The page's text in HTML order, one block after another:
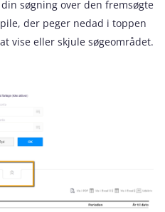
søgning over den fremsøgte
der peger nedad i toppen
vise eller skjule søgeområdet.